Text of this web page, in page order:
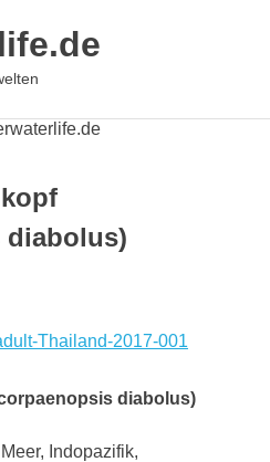
diabolus)
diabolus)
Indopazifik,